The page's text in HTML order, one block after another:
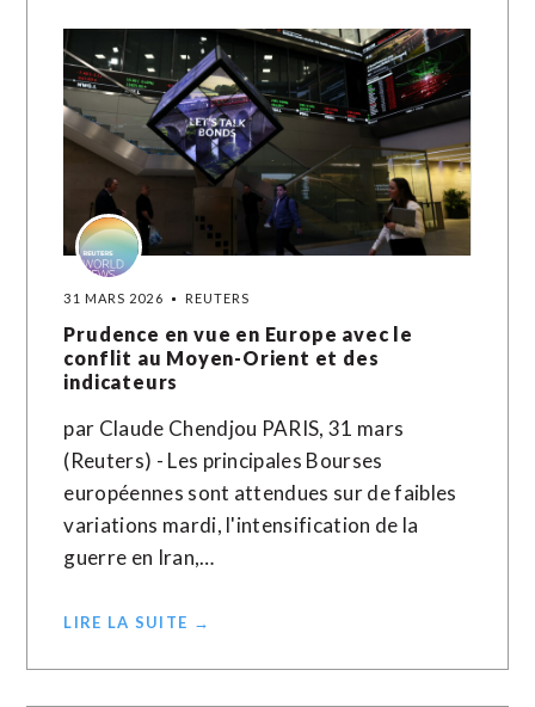
31 MARS 2026 REUTERS
Prudence en vue en Europe avec le
conflit au Moyen-Orient et des
indicateurs
par Claude Chendjou PARIS, 31 mars
(Reuters) - Les principales Bourses
européennes sont attendues sur de faibles
variations mardi, l'intensification de la
guerre en Iran,…
LIRE LA SUITE →